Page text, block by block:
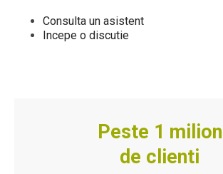
Consulta un asistent
Incepe o discutie
Peste 1 milion
de clienti